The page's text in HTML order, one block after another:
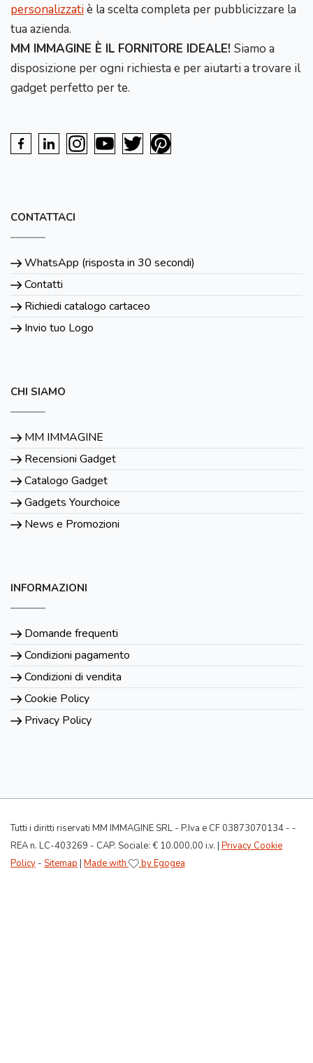
personalizzatiè la scelta completa per pubblicizzare la
tua azienda.
MM IMMAGINE È IL FORNITORE IDEALE! Siamo a
disposizione per ogni richiesta e per aiutarti a trovare il
gadget perfetto per te.
CONTATTACI
WhatsApp (risposta in 30 secondi)
Contatti
Richiedi catalogo cartaceo
Invio tuo Logo
CHI SIAMO
MM IMMAGINE
Recensioni Gadget
Catalogo Gadget
Gadgets Yourchoice
News e Promozioni
INFORMAZIONI
Domande frequenti
Condizioni pagamento
Condizioni di vendita
Cookie Policy
Privacy Policy
Tutti i diritti riservati MM IMMAGINE SRL - P.Iva e CF 03873070134 - -
REA n. LC-403269 - CAP. Sociale: € 10.000,00 i.v. | Privacy Cookie
Policy - Sitemap | Made with by Egogea